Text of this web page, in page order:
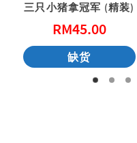
三只小猪拿冠军 (精装)
RM45.00
缺货